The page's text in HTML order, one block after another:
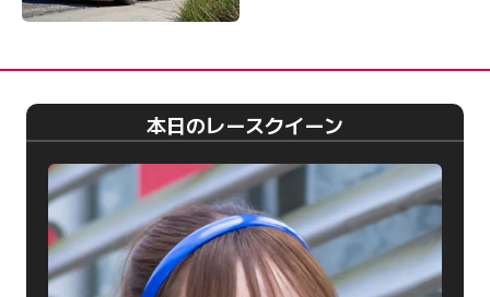
本日のレースクイーン